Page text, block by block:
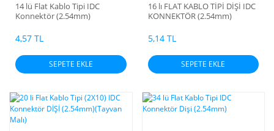
14 lü Flat Kablo Tipi IDC
Konnektör (2.54mm)
4,57 TL
SEPETE EKLE
16 lı FLAT KABLO TİPİ DİŞİ IDC
KONNEKTÖR (2.54mm)
5,14 TL
SEPETE EKLE